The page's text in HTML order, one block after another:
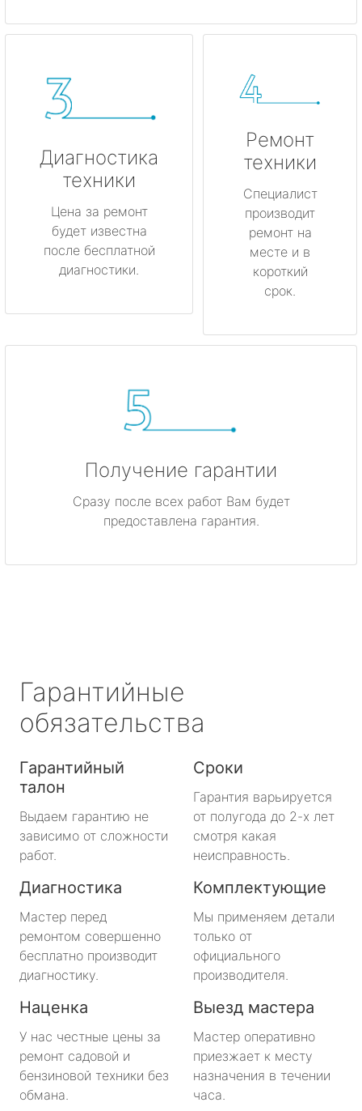
Диагностика
техники
Цена за ремонт
будет известна
после бесплатной
диагностики.
Ремонт
техники
Специалист
производит
ремонт на
месте и в
короткий
срок.
Получение гарантии
Сразу после всех работ Вам будет
предоставлена гарантия.
Гарантийные
обязательства
Гарантийный
талон
Выдаем гарантию не
зависимо от сложности
работ.
Сроки
Гарантия варьируется
от полугода до 2-х лет
смотря какая
неисправность.
Диагностика
Мастер перед
ремонтом совершенно
бесплатно производит
диагностику.
Комплектующие
Мы применяем детали
только от
официального
производителя.
Наценка
У нас честные цены за
ремонт садовой и
бензиновой техники без
обмана.
Выезд мастера
Мастер оперативно
приезжает к месту
назначения в течении
часа.